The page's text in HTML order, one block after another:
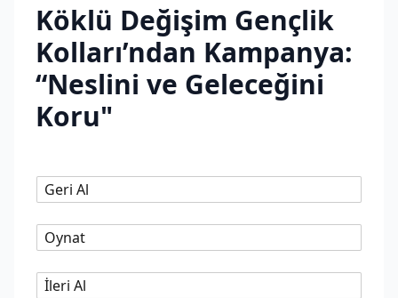
Köklü Değişim Gençlik
Kolları’ndan Kampanya:
“Neslini ve Geleceğini
Koru"
Geri Al
Oynat
İleri Al